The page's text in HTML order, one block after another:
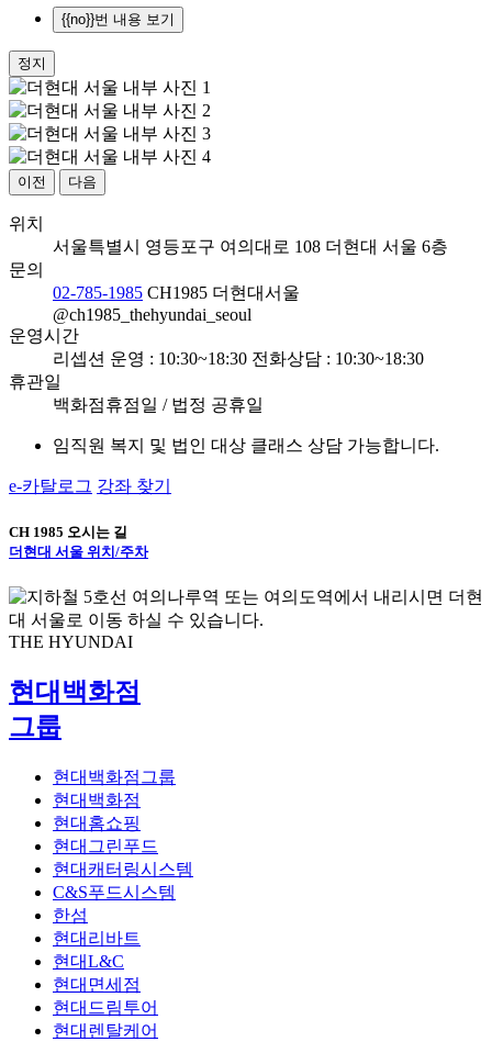
{{no}}번 내용 보기
정지
이전 다음
위치
서울특별시 영등포구 여의대로 108 더현대 서울 6층
문의
02-785-1985 CH1985 더현대서울
@ch1985_thehyundai_seoul
운영시간
리셉션 운영 : 10:30~18:30 전화상담 : 10:30~18:30
휴관일
백화점휴점일 / 법정 공휴일
임직원 복지 및 법인 대상 클래스 상담 가능합니다.
e-카탈로그 강좌 찾기
CH 1985 오시는 길
더현대 서울 위치/주차
THE HYUNDAI
현대백화점
그룹
현대백화점그룹
현대백화점
현대홈쇼핑
현대그린푸드
현대캐터링시스템
C&S푸드시스템
한섬
현대리바트
현대L&C
현대면세점
현대드림투어
현대렌탈케어